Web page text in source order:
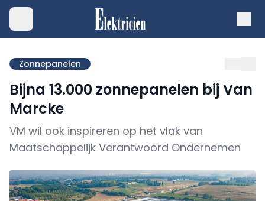
Zonnepanelen
Bijna 13.000 zonnepanelen bij Van
Marcke
VM wil ook inspireren op het vlak van
Maatschappelijk Verantwoord Ondernemen